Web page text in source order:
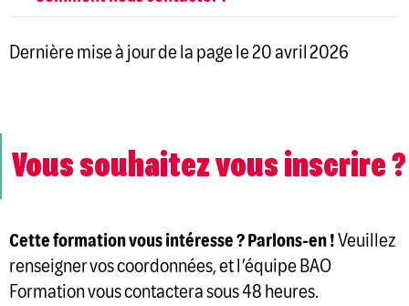
Dernière mise à jour de la page le 20 avril 2026
Vous souhaitez vous inscrire ?
Cette formation vous intéresse ? Parlons-en !Veuillez
renseigner vos coordonnées, et l’équipe BAO
Formation vous contactera sous 48 heures.